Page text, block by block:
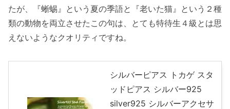
たが、『蜥蜴』という夏の季語と『老いた猫』という２種
類の動物を両立させたこの句は、とても特待生４級とは思
えないようなクオリティですね。
シルバーピアス トカゲ スタ
ッドピアス シルバー925
silver925 シルバーアクセサ